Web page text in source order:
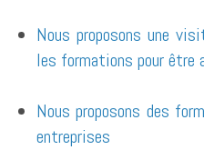
Nous proposons une
les formations pour être
Nous proposons des
entreprises